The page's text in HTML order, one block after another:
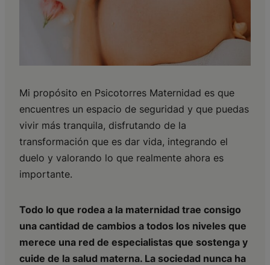
Mi propósito en Psicotorres Maternidad es que
encuentres un espacio de seguridad y que puedas
vivir más tranquila, disfrutando de la
transformación que es dar vida, integrando el
duelo y valorando lo que realmente ahora es
importante.
Todo lo que rodea a la maternidad trae consigo
una cantidad de cambios a todos los niveles que
merece una red de especialistas que sostenga y
cuide de la salud materna. La sociedad nunca ha